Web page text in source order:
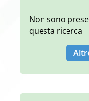
Non sono
questa ricerca